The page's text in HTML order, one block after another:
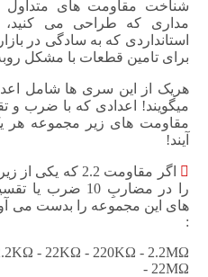
شناخت مقاومت های متداول
مداری که طراحی می
استانداردی که به سادگی در
برای تامین قطعات با مشکل
هریک از این سری ها شامل
مقاومت های زیر مجموعه
آیند!
را در مضاربِ 10
های این مجموعه را بدست می
:
- 22KΩ - 220KΩ - 2.2MΩ
- 22MΩ